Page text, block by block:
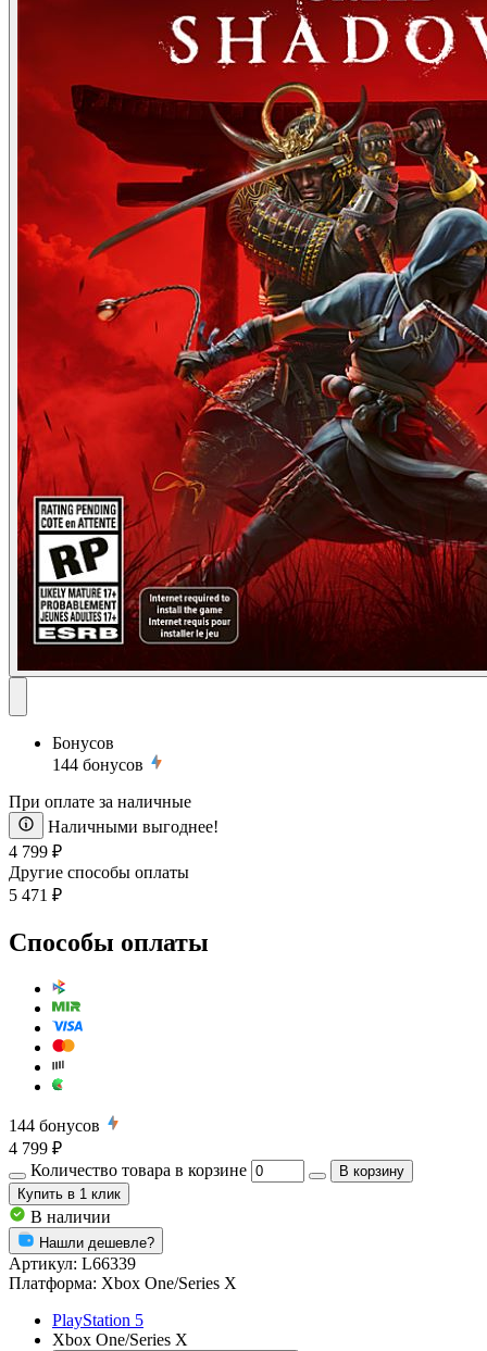
Бонусов
144 бонусов
При оплате за наличные
Наличными выгоднее!
4 799 ₽
Другие способы оплаты
5 471 ₽
Способы оплаты
144 бонусов
4 799 ₽
Количество товара в корзине
В корзину
Купить в 1 клик
В наличии
Нашли дешевле?
Артикул: L66339
Платформа: Xbox One/Series X
PlayStation 5
Xbox One/Series X